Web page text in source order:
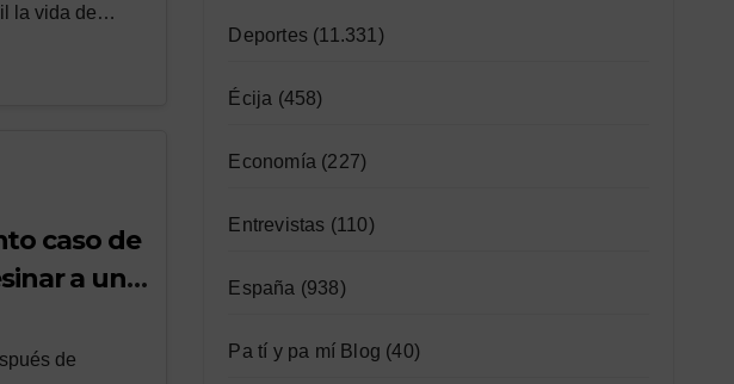
la vida de…
caso de
a un
de
Deportes(11.331)
Écija (458)
Economía (227)
Entrevistas (110)
España (938)
Pa tí y pa mí Blog (40)